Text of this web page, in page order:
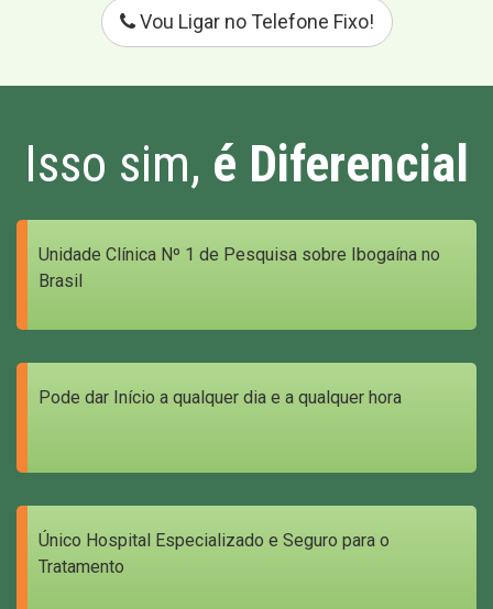
Vou Ligar no Telefone Fixo!
Isso sim, é Diferencial
Unidade Clínica Nº 1 de Pesquisa sobre Ibogaína no
Brasil
Pode dar Início a qualquer dia e a qualquer hora
Único Hospital Especializado e Seguro para o
Tratamento